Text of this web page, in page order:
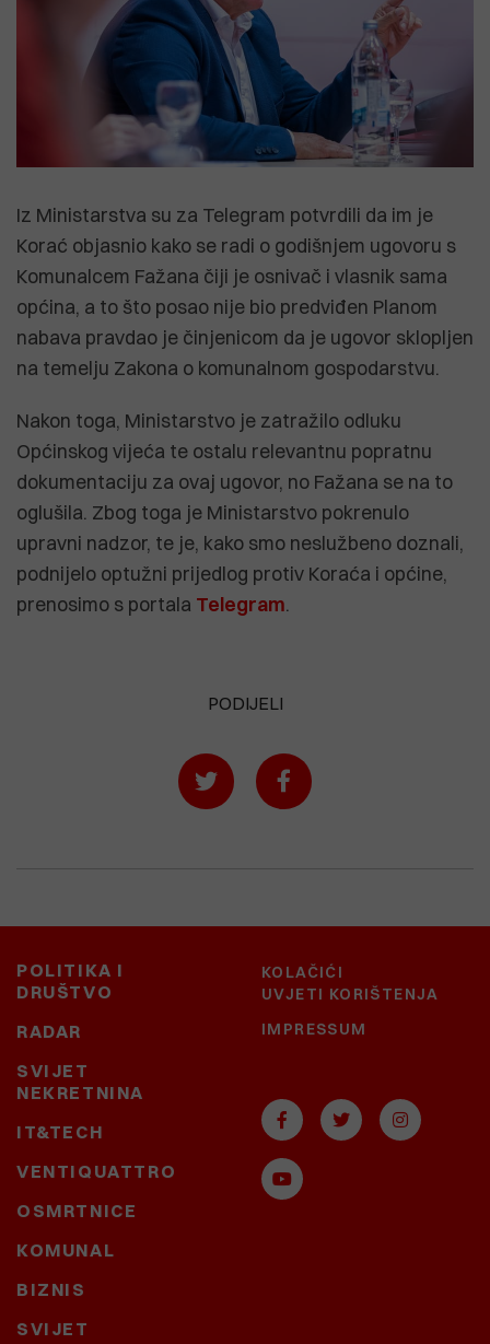
Iz Ministarstva su za Telegram potvrdili da im je
Korać objasnio kako se radi o godišnjem ugovoru s
Komunalcem Fažana čiji je osnivač i vlasnik sama
općina, a to što posao nije bio predviđen Planom
nabava pravdao je činjenicom da je ugovor sklopljen
na temelju Zakona o komunalnom gospodarstvu.
Nakon toga, Ministarstvo je zatražilo odluku
Općinskog vijeća te ostalu relevantnu popratnu
dokumentaciju za ovaj ugovor, no Fažana se na to
oglušila. Zbog toga je Ministarstvo pokrenulo
upravni nadzor, te je, kako smo neslužbeno doznali,
podnijelo optužni prijedlog protiv Koraća i općine,
prenosimo s portala Telegram.
PODIJELI
POLITIKA I
DRUŠTVO
RADAR
SVIJET
NEKRETNINA
IT&TECH
VENTIQUATTRO
OSMRTNICE
KOMUNAL
BIZNIS
SVIJET
KOLAČIĆI
UVJETI KORIŠTENJA
IMPRESSUM